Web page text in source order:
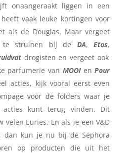
onaangeraakt liggen in een
heeft vaak leuke kortingen voor
als de Douglas. Maar vergeet
te struinen bij de DA, Etos,
drogisten en vergeet ook
parfumerie van MOOIenPour
acties, kijk vooral eerst even
voor de folders waar je
acties kunt terug vinden. Dit
velen Euries. En als je een V&D
kun je nu bij de Sephora
op producten die uit het